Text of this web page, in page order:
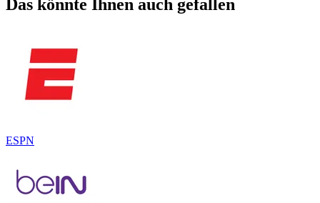
Das könnte Ihnen auch gefallen
ESPN